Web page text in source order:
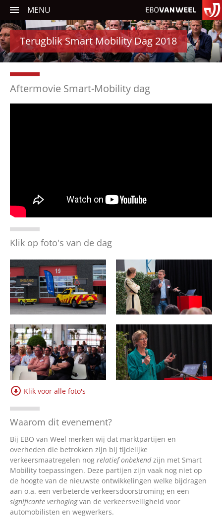
MENU
Carrosseriebouw
Occasions
Over ons
Vacatures
Contact
English
Terugblik Smart Mobility Dag 2018
Aftermovie Smart-Mobility dag
Klik op foto's van de dag
Klik voor alle foto's
Waarom dit evenement?
Bij EBO van Weel merken wij dat marktpartijen en
overheden die betrokken zijn bij tijdelijke
verkeersmaatregelen nog relatief onbekendzijn met Smart
Mobility toepassingen. Deze partijen zijn vaak nog niet op
de hoogte van de nieuwste ontwikkelingen welke bijdragen
aan o.a. een verbeterde verkeersdoorstroming en een
significante verhogingvan de verkeersveiligheid voor
automobilisten en wegwerkers.